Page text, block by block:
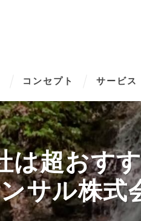
コンセプト サービス
は超おす
ンサル株式